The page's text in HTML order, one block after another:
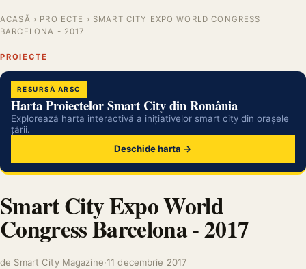
ACASĂ › PROIECTE › SMART CITY EXPO WORLD CONGRESS
BARCELONA - 2017
PROIECTE
RESURSĂ ARSC
Harta Proiectelor Smart City din România
Explorează harta interactivă a inițiativelor smart city din orașele
țării.
Deschide harta →
Smart City Expo World
Congress Barcelona - 2017
de Smart City Magazine·11 decembrie 2017